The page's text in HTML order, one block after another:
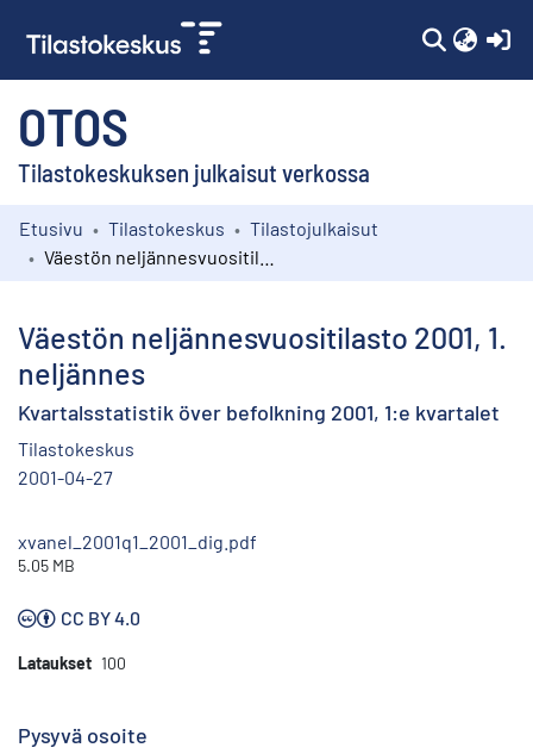
OTOS
Tilastokeskuksen julkaisut verkossa
Kokoelmat
Etusivu Tilastokeskus
Tilastojulkaisut
Väestön neljännesvuositilasto 2001, 1.
neljännes
Kvartalsstatistik över befolkning 2001, 1:e kvartalet
Tilastokeskus
2001-04-27
xvanel_2001q1_2001_dig.pdf
5.05 MB
CC BY 4.0
Lataukset 100
Pysyvä osoite